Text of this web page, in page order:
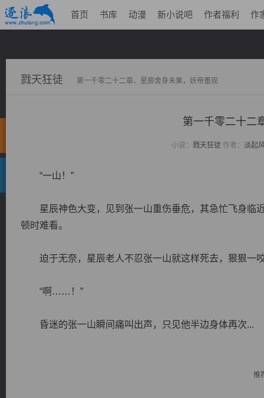
首页 书库 动漫 新小说吧 作者福利 作
戮天狂徒 第一千零二十二章、星辰舍身未果，妖帝重现
第一千零二十二
小说： 戮天狂徒作者： 淡起
“一山！”
星辰神色大变，见到张一山重伤垂危，其急忙飞身临
顿时难看。
迫于无奈，星辰老人不忍张一山就这样死去，狠狠一
“啊……！”
昏迷的张一山瞬间痛叫出声，只见他半边身体再次...
推